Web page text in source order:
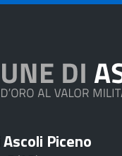
Piceno